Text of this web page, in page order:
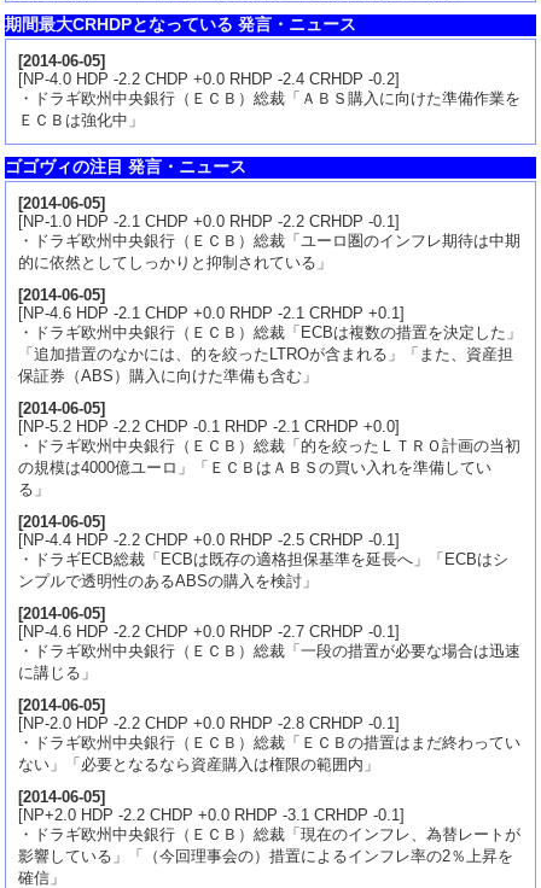
期間最大CRHDPとなっている 発言・ニュース
[2014-06-05]
[NP-4.0 HDP -2.2 CHDP +0.0 RHDP -2.4 CRHDP -0.2]
・ドラギ欧州中央銀行（ＥＣＢ）総裁「ＡＢＳ購入に向けた準備作業を
ＥＣＢは強化中」
ゴゴヴィの注目 発言・ニュース
[2014-06-05]
[NP-1.0 HDP -2.1 CHDP +0.0 RHDP -2.2 CRHDP -0.1]
・ドラギ欧州中央銀行（ＥＣＢ）総裁「ユーロ圏のインフレ期待は中期
的に依然としてしっかりと抑制されている」
[2014-06-05]
[NP-4.6 HDP -2.1 CHDP +0.0 RHDP -2.1 CRHDP +0.1]
・ドラギ欧州中央銀行（ＥＣＢ）総裁「ECBは複数の措置を決定した」
「追加措置のなかには、的を絞ったLTROが含まれる」「また、資産担
保証券（ABS）購入に向けた準備も含む」
[2014-06-05]
[NP-5.2 HDP -2.2 CHDP -0.1 RHDP -2.1 CRHDP +0.0]
・ドラギ欧州中央銀行（ＥＣＢ）総裁「的を絞ったＬＴＲＯ計画の当初
の規模は4000億ユーロ」「ＥＣＢはＡＢＳの買い入れを準備してい
る」
[2014-06-05]
[NP-4.4 HDP -2.2 CHDP +0.0 RHDP -2.5 CRHDP -0.1]
・ドラギECB総裁「ECBは既存の適格担保基準を延長へ」「ECBはシ
ンプルで透明性のあるABSの購入を検討」
[2014-06-05]
[NP-4.6 HDP -2.2 CHDP +0.0 RHDP -2.7 CRHDP -0.1]
・ドラギ欧州中央銀行（ＥＣＢ）総裁「一段の措置が必要な場合は迅速
に講じる」
[2014-06-05]
[NP-2.0 HDP -2.2 CHDP +0.0 RHDP -2.8 CRHDP -0.1]
・ドラギ欧州中央銀行（ＥＣＢ）総裁「ＥＣＢの措置はまだ終わってい
ない」「必要となるなら資産購入は権限の範囲内」
[2014-06-05]
[NP+2.0 HDP -2.2 CHDP +0.0 RHDP -3.1 CRHDP -0.1]
・ドラギ欧州中央銀行（ＥＣＢ）総裁「現在のインフレ、為替レートが
影響している」「（今回理事会の）措置によるインフレ率の2％上昇を
確信」